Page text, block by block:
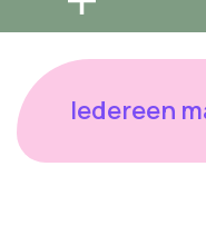
Iedereen